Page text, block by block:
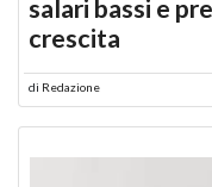
salari bassi e
crescita
di Redazione